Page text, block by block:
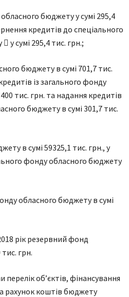
бюджету у сумі 295,4
кредитів до спеціального
у сумі 295,4 тис. грн.;
бюджету в сумі 701,7 тис.
із загального фонду
тис. грн. та надання кредитів
бюджету в сумі 301,7 тис.
в сумі 59325,1 тис. грн., у
фонду обласного бюджету
обласного бюджету в сумі
рік резервний фонд
грн.
перелік об’єктів, фінансування
рахунок коштів бюджету